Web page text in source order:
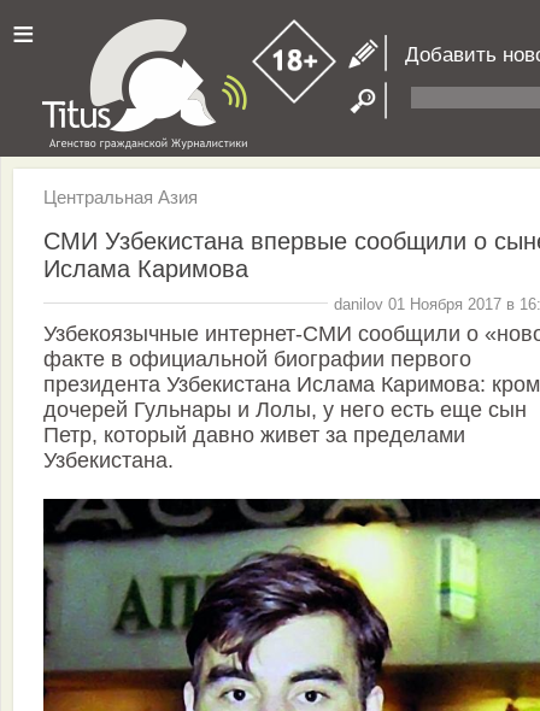
≡ Добавить
Центральная Азия
СМИ Узбекистана впервые сообщили о
Ислама Каримова
danilov 01 Ноября 2017 в
Узбекоязычные интернет-СМИ сообщили о
факте в официальной биографии первого
президента Узбекистана Ислама Каримова:
дочерей Гульнары и Лолы, у него есть еще сын
Петр, который давно живет за пределами
Узбекистана.